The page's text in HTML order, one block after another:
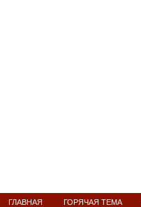
ГЛАВНАЯ ГОРЯЧАЯ ТЕМА